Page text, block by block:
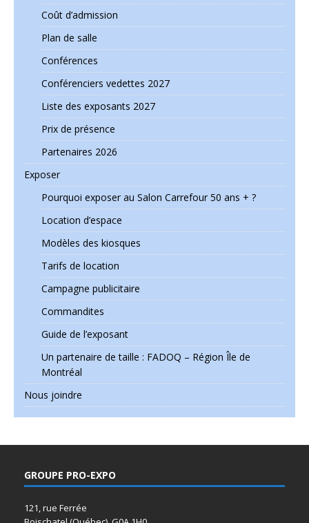
Coût d’admission
Plan de salle
Conférences
Conférenciers vedettes 2027
Liste des exposants 2027
Prix de présence
Partenaires 2026
Exposer
Pourquoi exposer au Salon Carrefour 50 ans + ?
Location d’espace
Modèles des kiosques
Tarifs de location
Campagne publicitaire
Commandites
Guide de l’exposant
Un partenaire de taille : FADOQ – Région Île de
Montréal
Nous joindre
GROUPE PRO-EXPO
121, rue Ferrée